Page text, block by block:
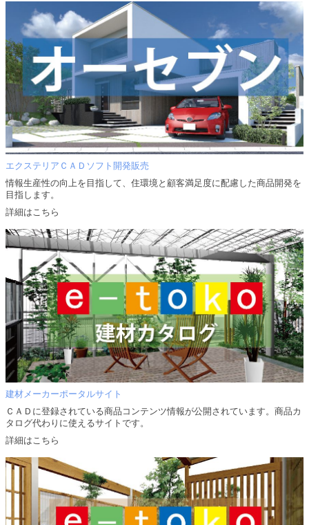
エクステリアＣＡＤソフト開発販売
情報生産性の向上を目指して、住環境と顧客満足度に配慮した商品開発を
目指します。
詳細はこちら
建材メーカーポータルサイト
ＣＡＤに登録されている商品コンテンツ情報が公開されています。商品カ
タログ代わりに使えるサイトです。
詳細はこちら